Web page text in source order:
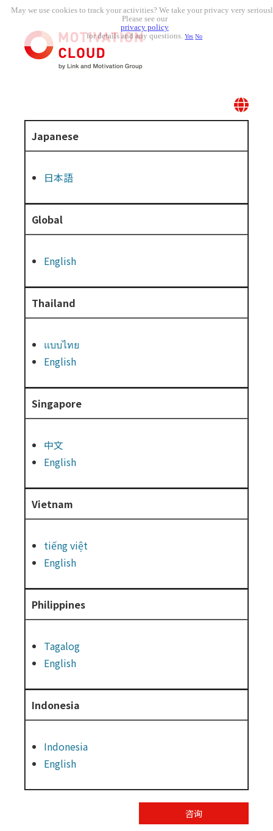
Japanese
日本語
Global
English
Thailand
แบบไทย
English
Singapore
中文
English
Vietnam
tiếng việt
English
Philippines
Tagalog
English
Indonesia
Indonesia
English
咨询
May we use cookies to track your activities? We take your privacy very
Please see our
privacy policy
for details and any questions.Yes No